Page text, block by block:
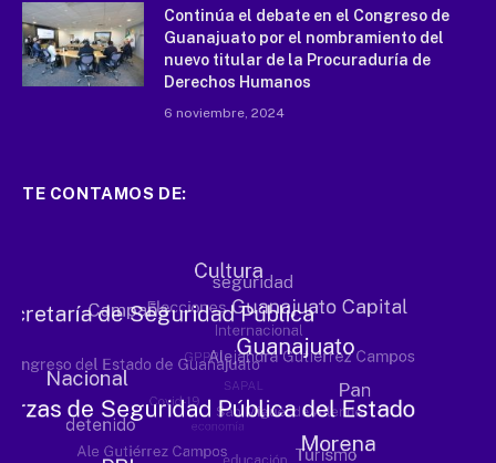
Continúa el debate en el Congreso de
Guanajuato por el nombramiento del
nuevo titular de la Procuraduría de
Derechos Humanos
6 noviembre, 2024
TE CONTAMOS DE: